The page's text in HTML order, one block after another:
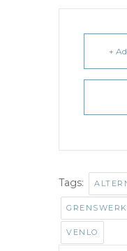
+
Tags:
GRENSWERK
VENLO